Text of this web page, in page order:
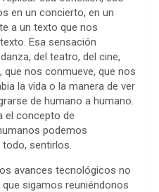
en un concierto, en un
a un texto que nos
Esa sensación
del teatro, del cine,
nos conmueve, que nos
la vida o la manera de ver
de humano a humano.
el concepto de
podemos
sentirlos.
avances tecnológicos no
sigamos reuniéndonos